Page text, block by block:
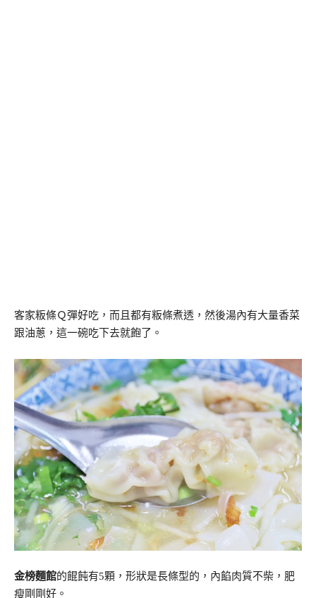
客家粄條Ｑ彈好吃，而且都有粄條煮透，然後湯內有大量香菜
跟油蔥，這一碗吃下去就飽了。
金榜麵館的餛飩有5顆，形狀是長條型的，內餡肉質不柴，肥
瘦剛剛好。